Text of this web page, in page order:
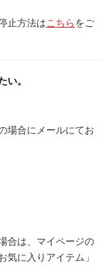
止方法はこちらをご
い。
場合にメールにてお
合は、マイページの
気に入りアイテム」